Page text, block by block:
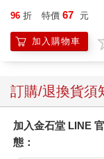
96 折 特價 67 元
加入購物車
訂購/退換貨須
加入金石堂 LINE
態：